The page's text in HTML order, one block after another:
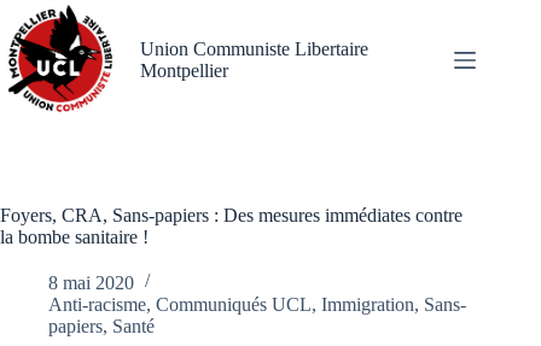
Passer
au
contenu
Union Communiste Libertaire
Montpellier
Foyers, CRA, Sans-papiers : Des mesures immédiates contre
la bombe sanitaire !
8 mai 2020
Anti-racisme, Communiqués UCL, Immigration, Sans-
papiers, Santé